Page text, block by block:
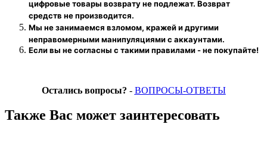
цифровые товары возврату не подлежат. Возврат
средств не производится.
Мы не занимаемся взломом, кражей и другими
неправомерными манипуляциями с аккаунтами.
Если вы не согласны с такими правилами - не покупайте!
Остались вопросы? - ВОПРОСЫ-ОТВЕТЫ
Также Вас может заинтересовать